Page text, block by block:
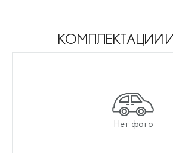
КОМПЛЕКТАЦИИ
Нет фото